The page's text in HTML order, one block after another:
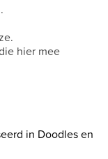
hier mee
in Doodles en